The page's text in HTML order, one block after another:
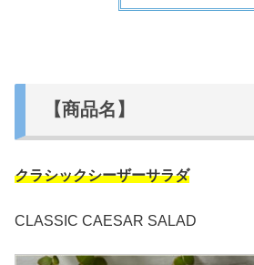
【商品名】
クラシックシーザーサラダ
CLASSIC CAESAR SALAD